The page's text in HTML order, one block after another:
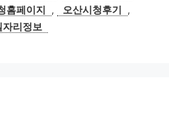
홈페이지 , 오산시청후기
,
자리정보